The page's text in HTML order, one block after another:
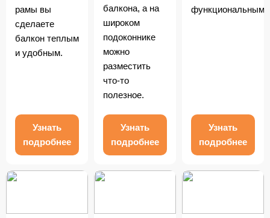
рамы вы
сделаете
балкон теплым
и удобным.
Узнать
подробнее
балкона, а на
широком
подоконнике
можно
разместить
что-то
полезное.
Узнать
подробнее
функциональным.
Узнать
подробнее